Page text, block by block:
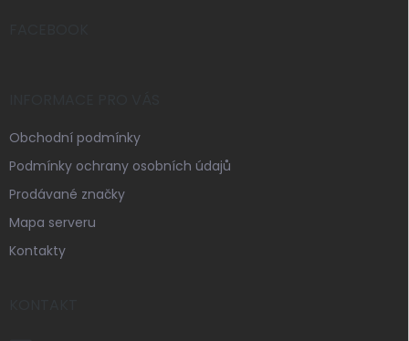
Obchodní podmínky
Podmínky ochrany osobních údajů
Prodávané značky
Mapa serveru
Kontakty